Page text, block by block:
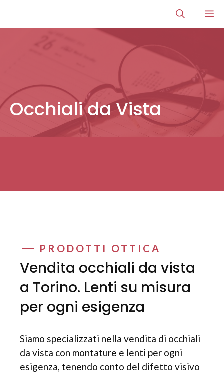
Occhiali da Vista
PRODOTTI OTTICA
Vendita occhiali da vista
a Torino. Lenti su misura
per ogni esigenza
Siamo specializzati nella vendita di occhiali
da vista con montature e lenti per ogni
esigenza, tenendo conto del difetto visivo